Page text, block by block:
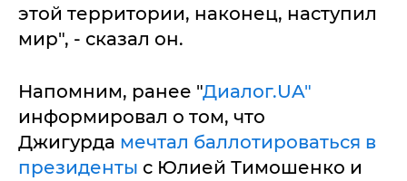
этой территории, наконец, наступил
мир", - сказал он.
Напомним, ранее "Диалог.UA"
информировал о том, что
Джигурда мечтал баллотироваться в
президенты с Юлией Тимошенко и